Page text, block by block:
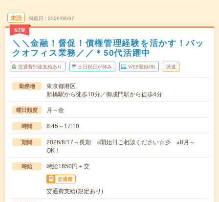
未読
NEW
掲載日 2026/08/07
＼＼金融！督促！債権管理経験を活かす！バッ
クオフィス業務／／＊50代活躍中
交通費別途支給あり 土日祝日が休み WEB登録OK 派遣
勤務地
東京都港区
新橋駅から徒歩10分／御成門駅から徒歩4分
曜日頻度 月～金
時間 8:45～17:10
期間
2026/8/17～長期 ※開始日ご相談ください☆彡 ※8月～
OK！
時給 時給1850円＋交
交通費
交通費支給(規定あり)